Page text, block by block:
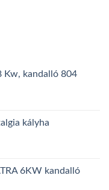
Kw, kandalló 804
kályha
6KW kandalló